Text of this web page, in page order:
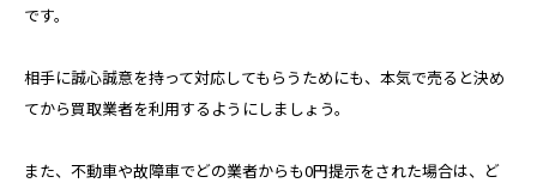
です。
相手に誠心誠意を持って対応してもらうためにも、本気で売ると決め
てから買取業者を利用するようにしましょう。
また、不動車や故障車でどの業者からも0円提示をされた場合は、ど